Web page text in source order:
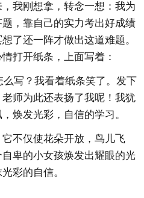
我刚想拿，转念一想：我为
，靠自己的实力考出好成绩
了还一阵才做出这道难题。
打开纸条，上面写着：
写？我看着纸条笑了。发下
师为此还表扬了我呢！我犹
焕发光彩，自信的学习。
不仅使花朵开放，鸟儿飞
卑的小女孩焕发出耀眼的光
彩的自信。